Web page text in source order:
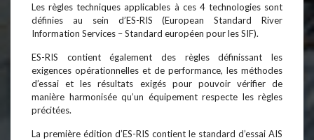
Les règles techniques applicables à ces 4 technologies sont
définies au sein d’ES-RIS (European Standard River
Information Services – Standard européen pour les SIF).
ES-RIS contient également des règles définissant les
exigences opérationnelles et de performance, les méthodes
d’essai et les résultats exigés pour pouvoir vérifier de
manière harmonisée qu’un équipement respecte les règles
précitées.
La première édition d’ES-RIS contient le standard d’essai AIS